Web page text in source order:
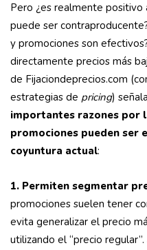
Pero ¿es realmente positivo
puede ser
y promociones son
directamente precios más
de Fijaciondeprecios.com
estrategias de pricing)
importantes razones por
promociones pueden ser
coyuntura actual:
1. Permiten segmentar
promociones suelen tener
evita generalizar el precio
utilizando el “precio